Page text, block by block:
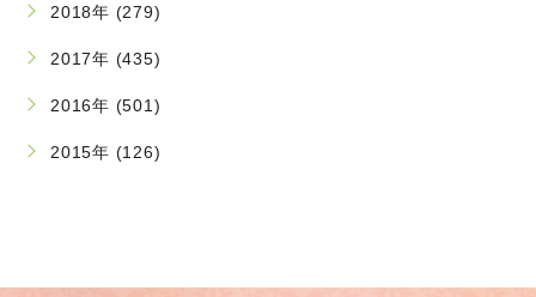
2018年 (279)
2017年 (435)
2016年 (501)
2015年 (126)